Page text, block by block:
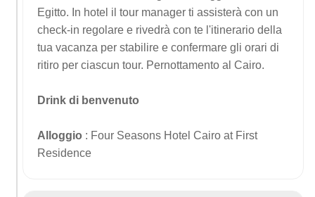
Egitto. In hotel il tour manager ti assisterà con un
check-in regolare e rivedrà con te l'itinerario della
tua vacanza per stabilire e confermare gli orari di
ritiro per ciascun tour. Pernottamento al Cairo.
Drink di benvenuto
Alloggio : Four Seasons Hotel Cairo at First
Residence